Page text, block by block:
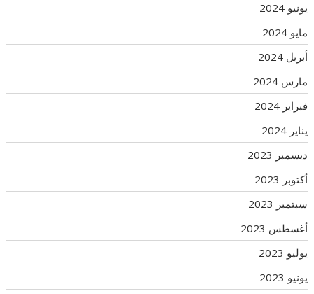
يونيو 2024
مايو 2024
أبريل 2024
مارس 2024
فبراير 2024
يناير 2024
ديسمبر 2023
أكتوبر 2023
سبتمبر 2023
أغسطس 2023
يوليو 2023
يونيو 2023